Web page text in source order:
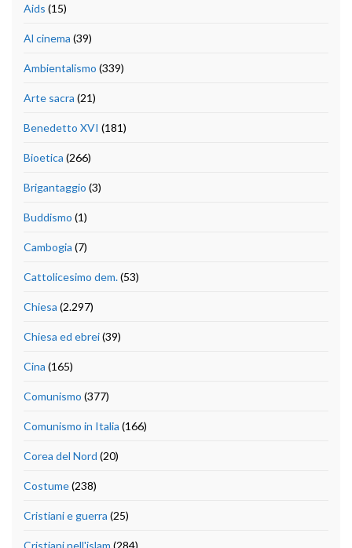
Aids (15)
Al cinema (39)
Ambientalismo (339)
Arte sacra (21)
Benedetto XVI (181)
Bioetica (266)
Brigantaggio (3)
Buddismo (1)
Cambogia (7)
Cattolicesimo dem.(53)
Chiesa (2.297)
Chiesa ed ebrei(39)
Cina (165)
Comunismo (377)
Comunismo in Italia (166)
Corea del Nord (20)
Costume(238)
Cristiani e guerra (25)
Cristiani nell'islam (284)